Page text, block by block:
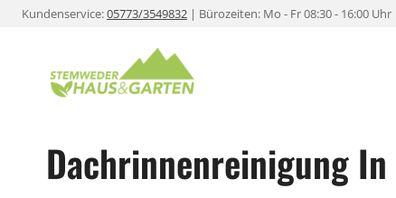
ZumKundenservice:05773/3549832 | Bürozeiten: Mo - Fr 08:30 - 16:00 Uhr
Dachrinnenreinigung In